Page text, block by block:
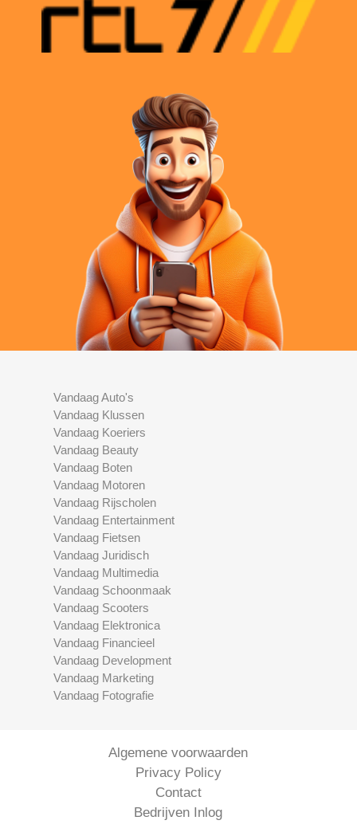
Vandaag Auto's
Vandaag Klussen
Vandaag Koeriers
Vandaag Beauty
Vandaag Boten
Vandaag Motoren
Vandaag Rijscholen
Vandaag Entertainment
Vandaag Fietsen
Vandaag Juridisch
Vandaag Multimedia
Vandaag Schoonmaak
Vandaag Scooters
Vandaag Elektronica
Vandaag Financieel
Vandaag Development
Vandaag Marketing
Vandaag Fotografie
Algemene voorwaarden
Privacy Policy
Contact
Bedrijven Inlog